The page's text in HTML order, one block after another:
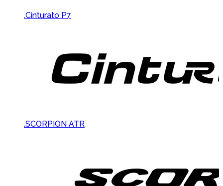
.Cinturato P7
.SCORPION ATR